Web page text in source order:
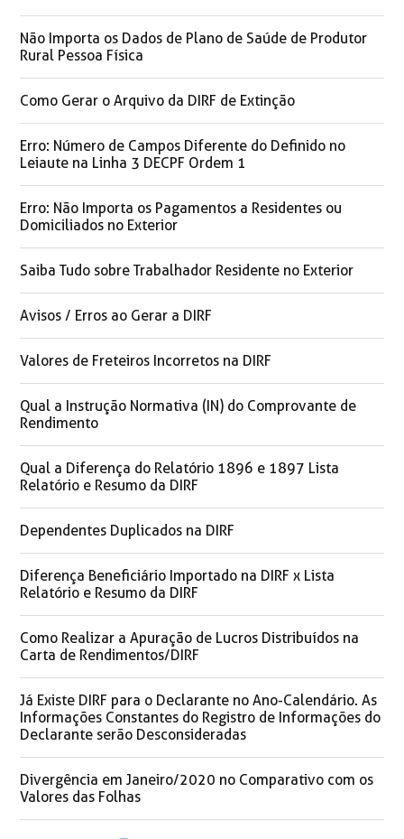
Não Importa os Dados de Plano de Saúde de Produtor
Rural Pessoa Física
Como Gerar o Arquivo da DIRF de Extinção
Erro: Número de Campos Diferente do Definido no
Leiaute na Linha 3 DECPF Ordem 1
Erro: Não Importa os Pagamentos a Residentes ou
Domiciliados no Exterior
Saiba Tudo sobre Trabalhador Residente no Exterior
Avisos / Erros ao Gerar a DIRF
Valores de Freteiros Incorretos na DIRF
Qual a Instrução Normativa (IN) do Comprovante de
Rendimento
Qual a Diferença do Relatório 1896 e 1897 Lista
Relatório e Resumo da DIRF
Dependentes Duplicados na DIRF
Diferença Beneficiário Importado na DIRF x Lista
Relatório e Resumo da DIRF
Como Realizar a Apuração de Lucros Distribuídos na
Carta de Rendimentos/DIRF
Já Existe DIRF para o Declarante no Ano-Calendário. As
Informações Constantes do Registro de Informações do
Declarante serão Desconsideradas
Divergência em Janeiro/2020 no Comparativo com os
Valores das Folhas